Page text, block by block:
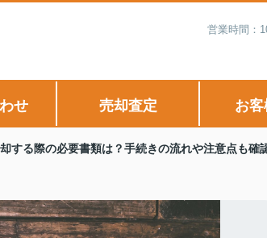
営業時間：
せ 売却査定 お
する際の必要書類は？手続きの流れや注意点も確